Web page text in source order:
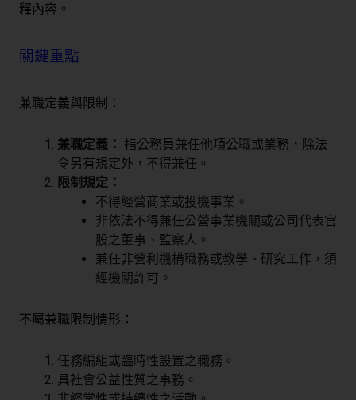
釋內容。
關鍵重點
兼職定義與限制：
兼職定義： 指公務員兼任他項公職或業務，除法
令另有規定外，不得兼任。
限制規定：
不得經營商業或投機事業。
非依法不得兼任公營事業機關或公司代表官
股之董事、監察人。
兼任非營利機構職務或教學、研究工作，須
經機關許可。
不屬兼職限制情形：
任務編組或臨時性設置之職務。
具社會公益性質之事務。